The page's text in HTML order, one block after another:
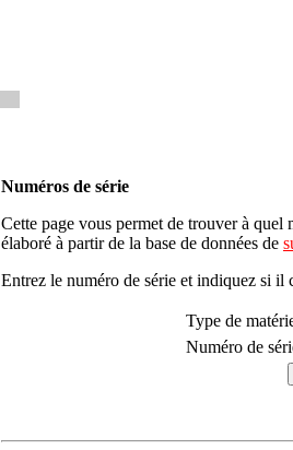
Numéros de série
Cette page vous permet de trouver à quel
élaboré à partir de la base de données de
Entrez le numéro de série et indiquez si
Type de
Numéro de